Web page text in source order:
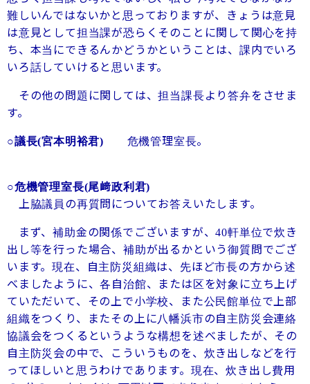
難しいんではないかと思っておりますが、きょうは意見
は意見として担当課が恐らくそのことに関して関心を持
ち、本当にできるんかどうかということは、課内でいろ
いろ話していけると思います。
その他の問題に関しては、担当課長より答弁をさせま
す。
○議長(宮本明裕君) 危機管理室長。
○危機管理室長(尾﨑政利君)
上脇議員の再質問についてお答えいたします。
まず、補助金の関係でございますが、40軒単位で炊き
出し等を行った場合、補助が出るかという御質問でござ
います。現在、自主防災組織は、先ほど市長の方から述
べましたように、各自治館、または区を対象に立ち上げ
ていただいて、その上で小学校、また公民館単位で上部
組織をつくり、またその上に八幡浜市の自主防災会連絡
協議会をつくるというような構想を述べましたが、その
自主防災会の中で、こういうものを、炊き出しなどを行
ってほしいと思うわけであります。現在、炊き出し費用